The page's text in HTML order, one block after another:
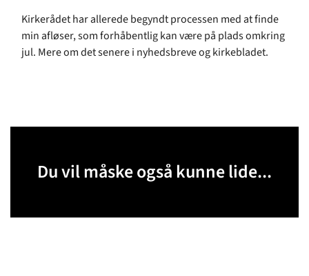
Kirkerådet har allerede begyndt processen med at finde
min afløser, som forhåbentlig kan være på plads omkring
jul. Mere om det senere i nyhedsbreve og kirkebladet.
Du vil måske også kunne lide...